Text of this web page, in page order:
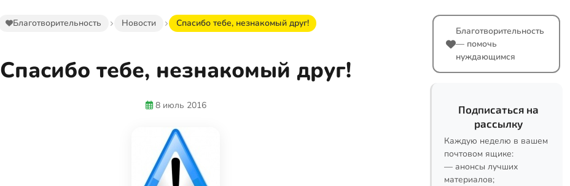
Благотворительность Новости Спасибо тебе, незнакомый друг!
Спасибо тебе, незнакомый друг!
8 июль 2016
Благотворительность
— помочь
нуждающимся
Подписаться на
рассылку
Каждую неделю в вашем
почтовом ящике:
— анонсы лучших
материалов;